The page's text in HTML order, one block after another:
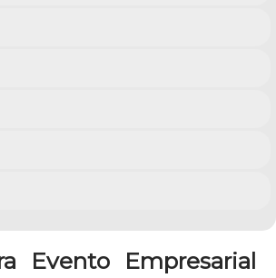
Evento Empresarial